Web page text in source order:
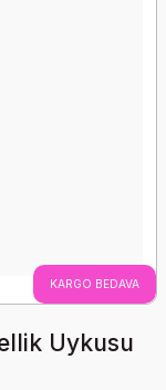
KARGO BEDAVA
Uykusu